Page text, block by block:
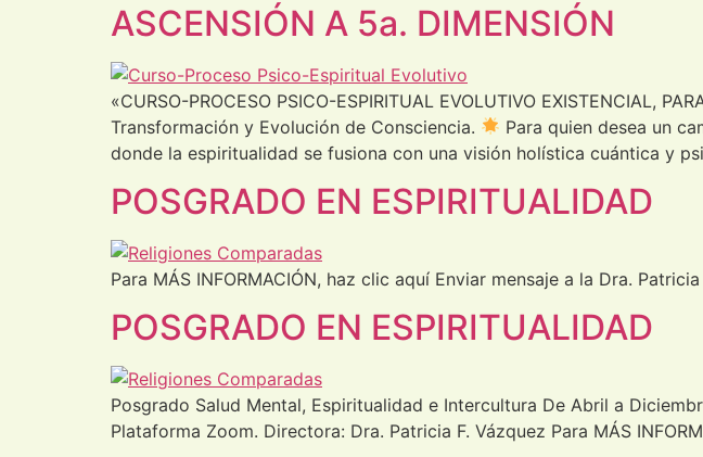
ASCENSIÓN A 5a. DIMENSIÓN
«CURSO-PROCESO PSICO-ESPIRITUAL EVOLUTIVO EXISTENCIAL,
Transformación y Evolución de Consciencia.
Para quien desea un
donde la espiritualidad se fusiona con una visión holística cuántica y
POSGRADO EN ESPIRITUALIDAD
Para MÁS INFORMACIÓN, haz clic aquí Enviar mensaje a la Dra.
POSGRADO EN ESPIRITUALIDAD
Posgrado Salud Mental, Espiritualidad e Intercultura De Abril a
Plataforma Zoom. Directora: Dra. Patricia F. Vázquez Para MÁS